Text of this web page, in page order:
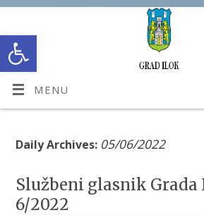
Open toolbar
MENU
Daily Archives: 05/06/2022
Službeni glasnik Grada
6/2022